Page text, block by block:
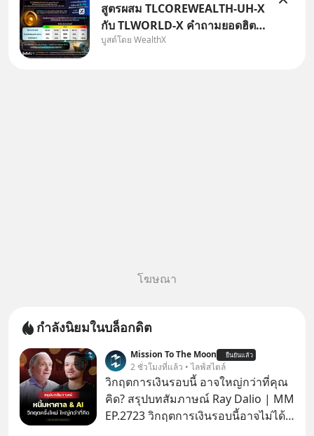
สูตรผสม TLCOREWEALTH-UH-X
กับ TLWORLD-X คำถามยอดฮิตที่
คนใช้ WealthX ถามเข้ามา
บูสต์โดย WealthX
โฆษณา
กำลังนิยมในบล็อกดิต
Mission To The Moon ยืนยันแล้ว
2 ชั่วโมงที่แล้ว • ไลฟ์สไตล์
วิกฤตการเงินรอบนี้ อาจใหญ่กว่าที่คุณ
คิด? สรุปบทสัมภาษณ์ Ray Dalio | MM
EP.2723 วิกฤตการเงินรอบนี้อาจไม่ได้